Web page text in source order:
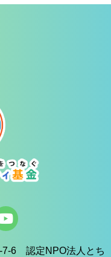
6 認定NPO法人とち